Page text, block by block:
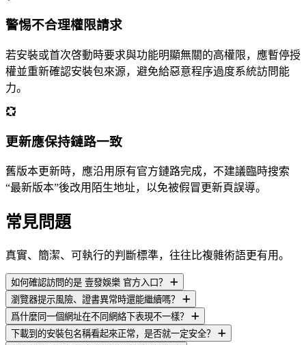
警惕不合理權限請求
若安裝或首次啓動時要求與功能明顯無關的高權限，應暫停授
權並重新確認安裝包來源，避免給惡意程序過度系統訪問能
力。
更新應保持鏈路一致
舊版本更新時，應沿用原有官方鏈路完成，不建議臨時搜索
“最新版本”後改用陌生地址，以免被假冒更新頁誤導。
常見問題
真實、簡潔、可執行的判斷標準，往往比複雜術語更有用。
如何確認訪問的是 壹發娛樂 官方入口？
瀏覽器提示風險、證書異常時還能繼續嗎？
爲什麼同一個網址在不同網絡下表現不一樣？
下載到的安裝包名稱看起來正常，是否就一定安全？